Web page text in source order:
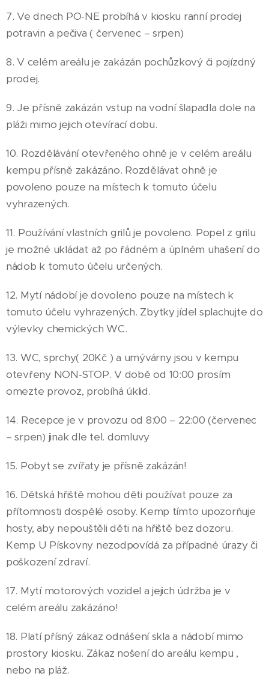
7. Ve dnech PO-NE probíhá v kiosku ranní prodej
potravin a pečiva ( červenec – srpen)
8. V celém areálu je zakázán pochůzkový či pojízdný
prodej.
9. Je přísně zakázán vstup na vodní šlapadla dole na
pláži mimo jejich otevírací dobu.
10. Rozdělávání otevřeného ohně je v celém areálu
kempu přísně zakázáno. Rozdělávat ohně je
povoleno pouze na místech k tomuto účelu
vyhrazených.
11. Používání vlastních grilů je povoleno. Popel z grilu
je možné ukládat až po řádném a úplném uhašení do
nádob k tomuto účelu určených.
12. Mytí nádobí je dovoleno pouze na místech k
tomuto účelu vyhrazených. Zbytky jídel splachujte do
výlevky chemických WC.
13. WC, sprchy( 20Kč ) a umývárny jsou v kempu
otevřeny NON-STOP. V době od 10:00 prosím
omezte provoz, probíhá úklid.
14. Recepce je v provozu od 8:00 – 22:00 (červenec
– srpen) jinak dle tel. domluvy
15. Pobyt se zvířaty je přísně zakázán!
16. Dětská hřiště mohou děti používat pouze za
přítomnosti dospělé osoby. Kemp tímto upozorňuje
hosty, aby nepouštěli děti na hřiště bez dozoru.
Kemp U Pískovny nezodpovídá za případné úrazy či
poškození zdraví.
17. Mytí motorových vozidel a jejich údržba je v
celém areálu zakázáno!
18. Platí přísný zákaz odnášení skla a nádobí mimo
prostory kiosku. Zákaz nošení do areálu kempu ,
nebo na pláž.